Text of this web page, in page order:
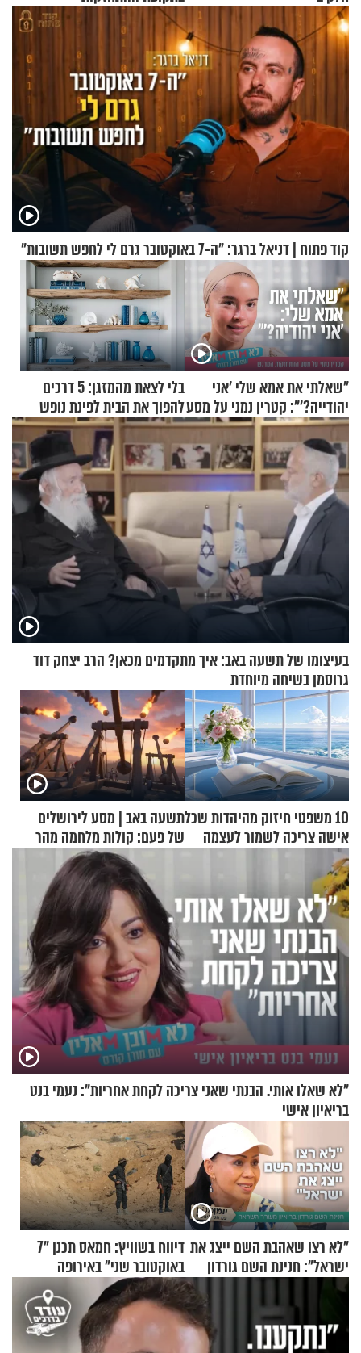
קוד פתוח | דניאל ברגר: "ה-7 באוקטובר גרם לי לחפש תשובות"
"שאלתי את אמא שלי 'אני
יהודייה?'": קטרין נמני על מסע
ההתחזקות המרגש
בלי לצאת מהמזגן: 5 דרכים
להפוך את הבית לפינת נופש
מעוצבת
בעיצומו של תשעה באב: איך מתקדמים מכאן? הרב יצחק דוד
גרוסמן בשיחה מיוחדת
10 משפטי חיזוק מהיהדות שכל
אישה צריכה לשמור לעצמה
תשעה באב | מסע לירושלים
של פעם: קולות מלחמה מהר
"לא שאלו אותי. הבנתי שאני צריכה לקחת אחריות": נעמי בנט
בריאיון אישי
"לא רצו שאהבת השם ייצג את
ישראל": חנינת השם גורדון
בריאיון מעורר השראה
דיווח בשוויץ: חמאס תכנן "7
באוקטובר שני" באירופה